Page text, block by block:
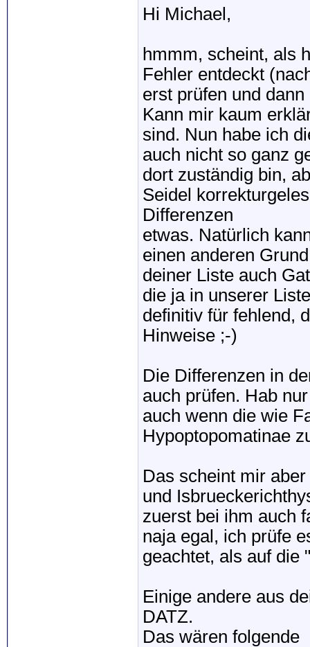
Hi Michael,
hmmm, scheint, als
Fehler entdeckt
erst prüfen und
Kann mir kaum
sind. Nun habe ich
auch nicht so ganz
dort zuständig bin,
Seidel
Differenzen
etwas. Natürlich
einen anderen
deiner Liste auch
die ja in unserer
definitiv für fehlend,
Hinweise ;-)
Die Differenzen in
auch prüfen. Hab
auch wenn die wie
Hypoptopomatinae
Das scheint mir
und
zuerst bei ihm auch
naja egal, ich prüfe
geachtet, als auf die
Einige andere aus
DATZ.
Das wären folgende